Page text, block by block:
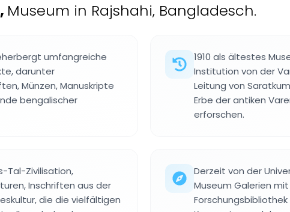
, Museum in Rajshahi, Bangladesch.
umfangreiche
darunter
Münzen, Manuskripte
bengalischer
1910 als ältestes
Institution von der
Leitung von
Erbe der antiken
erforschen.
Tal-Zivilisation,
Inschriften aus der
die die vielfältigen
Derzeit von der
Museum Galerien